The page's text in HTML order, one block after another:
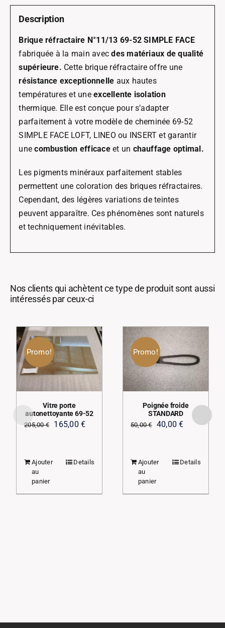
Description
Brique réfractaire N°11/13 69-52 SIMPLE FACE
fabriquée à la main avecdes matériaux de qualité
supérieure. Cette brique réfractaire offre une
résistance exceptionnelle aux hautes
températures et uneexcellente isolation
thermique. Elle est conçue pour s’adapter
parfaitement à votre modèle de cheminée 69-52
SIMPLE FACE LOFT, LINEO ou INSERT et garantir
unecombustion efficaceet un chauffage optimal.
Les pigments minéraux parfaitement stables
permettent une coloration des briques réfractaires.
Cependant, des légères variations de teintes
peuvent apparaître. Ces phénomènes sont naturels
et techniquement inévitables.
Nos clients qui achètent ce type de produit sont aussi
intéressés par ceux-ci
Promo!
Vitre porte
autonettoyante 69-52
205,00€
Le
était :
165,00€Le
est :
Ajouter
au
panier
Details
Promo!
Poignée froide
STANDARD
50,00€
Le
était :
50,00 €.
40,00€Le
est :
Ajouter
au
panier
Details